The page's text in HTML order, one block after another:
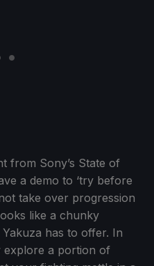
from Sony’s State of
a demo to ‘try before
take over progression
like a chunky
has to offer. In
explore a portion of